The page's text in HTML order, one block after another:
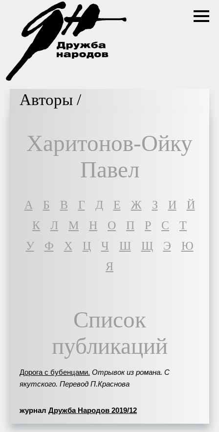
Авторы /
Харитонов-Ойку
Павел
A Б В Г Д Е Ж З И
Й
К
Л М Н О П Р С
Т
У
Ф Х Ц Ч Ш Щ Э
Ю
Я
Список
публикаций
Дорога с бубенцами. Отрывок из романа. С
якутского. Перевод П.Краснова
журнал Дружба Народов 2019/12